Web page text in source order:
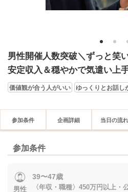
1 2
男性開催人数突破＼ずっと笑
安定収入＆穏やかで気遣い上
価値観が合う人がいい ゆっくりとお話し
参加条件 企画詳細 当日の流れ
参加条件
男性
39〜47歳
〈年収・職種〉450万円以上・